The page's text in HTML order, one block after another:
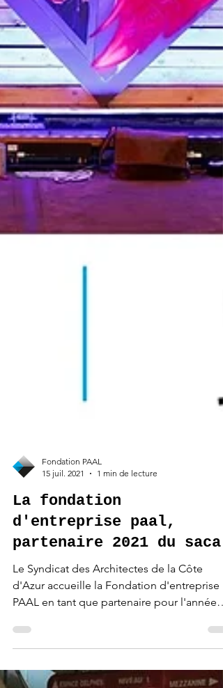
15 juil. 2021
1 min de lecture
La fondation
d'entreprise paal,
partenaire 2021 du saca
Le Syndicat des Architectes de la Côte
d'Azur accueille la Fondation d'entreprise
PAAL en tant que partenaire pour l'année